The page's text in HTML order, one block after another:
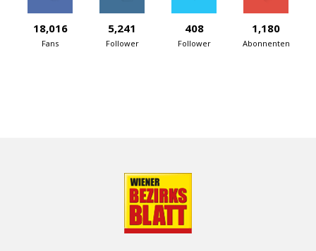
18,016
Fans
5,241
Follower
408
Follower
1,180
Abonnenten